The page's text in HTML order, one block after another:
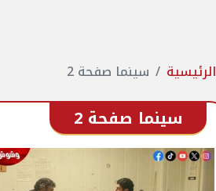
الرئيسية سينما صفحة 2
سينما صفحة 2